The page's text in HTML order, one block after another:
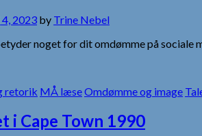
4, 2023 by Trine Nebel
noget for dit omdømme på
retorik MÅ læseOmdømme og image
i Cape Town 1990